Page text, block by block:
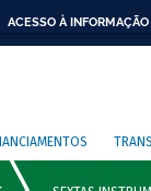
ACESSO À INFORMAÇÃO